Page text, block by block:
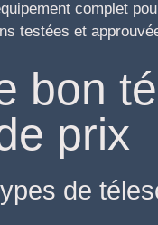
complet
testées et
bon
prix
de